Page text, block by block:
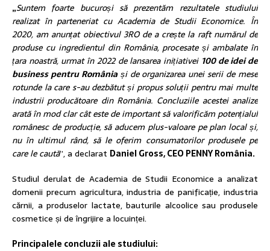
„Suntem foarte bucuroși să prezentăm rezultatele studiului
realizat în parteneriat cu Academia de Studii Economice. În
2020, am anunțat obiectivul 3RO de a crește la raft numărul de
produse cu ingredientul din România, procesate și ambalate în
țara noastră, urmat în 2022 de lansarea inițiativei 100 de idei de
business pentru Româniași de organizarea unei serii de mese
rotunde la care s-au dezbătut și propus soluții pentru mai multe
industrii producătoare din România. Concluziile acestei analize
arată în mod clar cât este de important să valorificăm potențialul
românesc de producție, să aducem plus-valoare pe plan local și,
nu în ultimul rând, să le oferim consumatorilor produsele pe
care le caută”, a declarat Daniel Gross, CEO PENNY România.
Studiul derulat de Academia de Studii Economice a analizat
domenii precum agricultura, industria de panificație, industria
cărnii, a produselor lactate, bauturile alcoolice sau produsele
cosmetice și de îngrijire a locuinței.
Principalele concluzii ale studiului: